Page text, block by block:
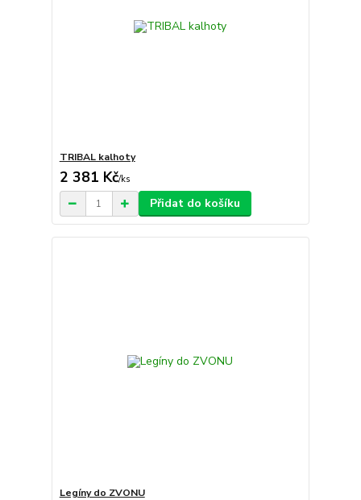
TRIBAL kalhoty
2 381 Kč/ks
Přidat do košíku
Legíny do ZVONU